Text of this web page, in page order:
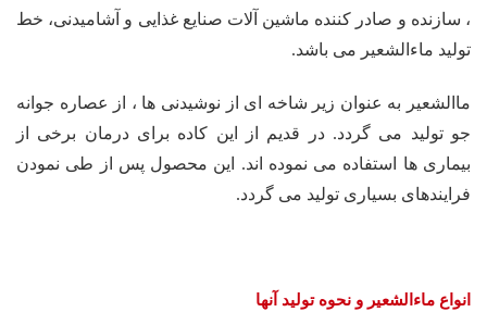
، سازنده و صادر کننده ماشین آلات صنایع غذایی و آشامیدنی، خط
تولید ماءالشعیر می باشد.
ماالشعیر به عنوان زیر شاخه ای از نوشیدنی ها ، از عصاره جوانه
جو تولید می گردد. در قدیم از این کاده برای درمان برخی از
بیماری ها استفاده می نموده اند. این محصول پس از طی نمودن
فرایندهای بسیاری تولید می گردد.
انواع ماءالشعیر و نحوه تولید آنها